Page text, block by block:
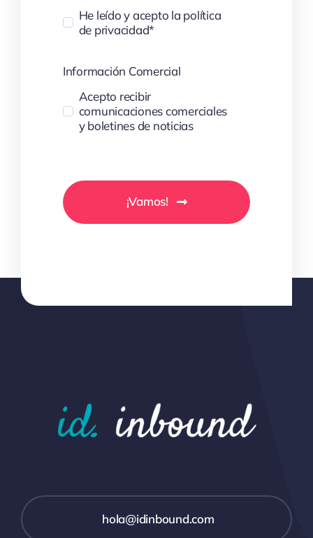
He leído y acepto la política
de privacidad*
Información Comercial
Acepto recibir
comunicaciones comerciales
y boletines de noticias
¡Vamos!
hola@idinbound.com